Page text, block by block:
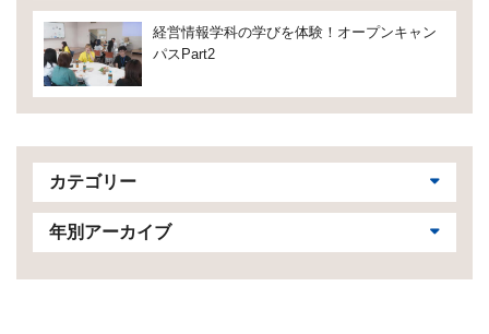
経営情報学科の学びを体験！オープンキャン
パスPart2
カテゴリー
年別アーカイブ